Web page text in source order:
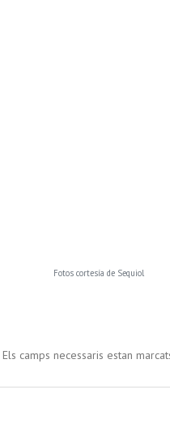
Fotos cortesía de Sequiol
Els camps necessaris estan